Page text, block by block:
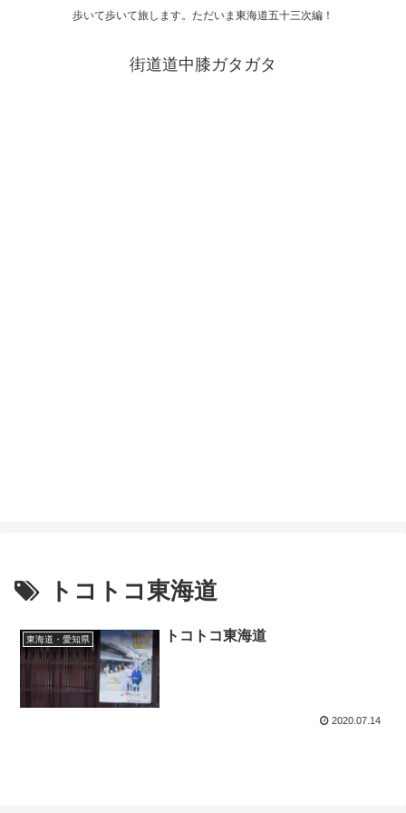
歩いて歩いて旅します。ただいま東海道五十三次編！
街道道中膝ガタガタ
トコトコ東海道
東海道・愛知県 トコトコ東海道
2020.07.14